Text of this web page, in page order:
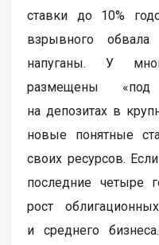
ставки до 10%
взрывного
напуганы. У
размещены
на депозитах в
новые понятные
своих ресурсов.
последние четыре
рост
и среднего